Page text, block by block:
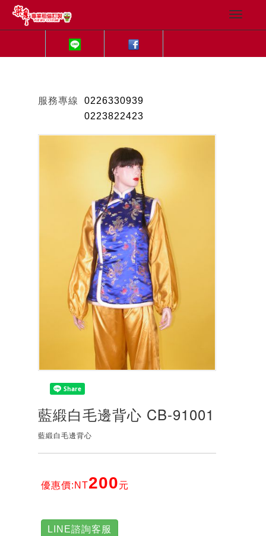
服務專線
0226330939
0223822423
藍緞白毛邊背心 CB-91001
藍緞白毛邊背心
優惠價:NT200元
LINE諮詢客服